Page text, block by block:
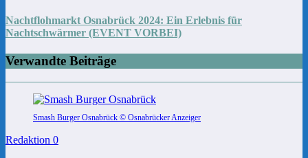
Nachtflohmarkt Osnabrück 2024: Ein Erlebnis für
Nachtschwärmer (EVENT VORBEI)
Verwandte Beiträge
Smash Burger Osnabrück © Osnabrücker Anzeiger
Redaktion 0